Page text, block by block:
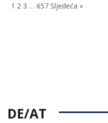
1 2 3 … 657 Sljedeća »
DE/AT